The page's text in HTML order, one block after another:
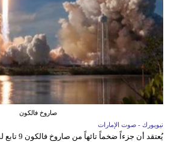
صاروخ فالكون
نيويورك - صوت الإمارات
يُعتقد أن